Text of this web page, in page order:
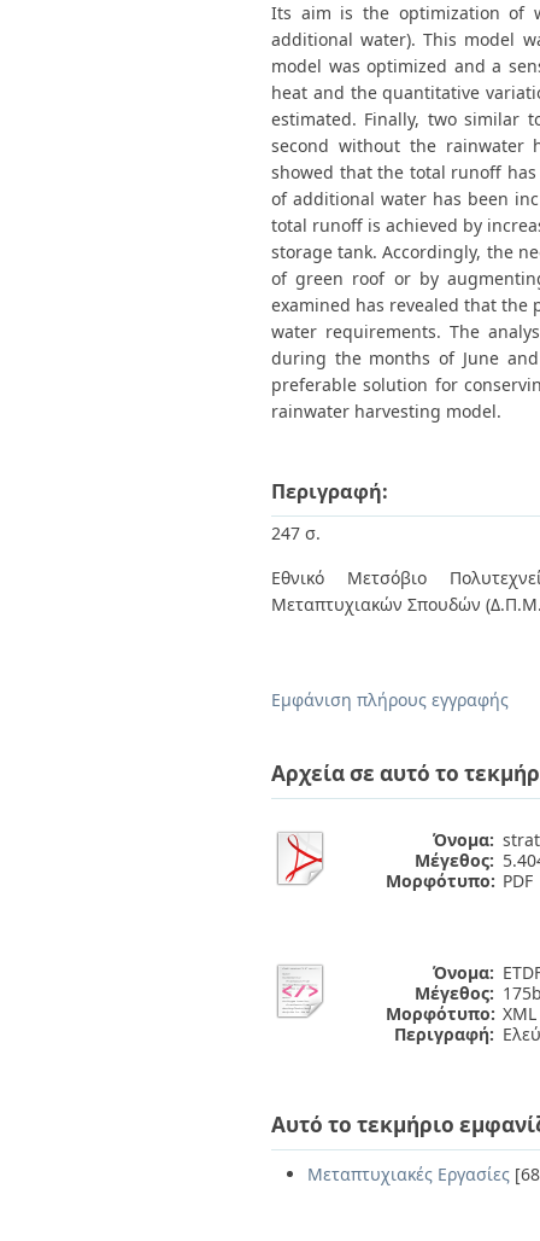
Its aim is the optimization of
additional water). This model
model was optimized and a
heat and the quantitative
estimated. Finally, two similar
second without the rainwater
showed that the total runoff
of additional water has been
total runoff is achieved by
storage tank. Accordingly, the
of green roof or by
examined has revealed that the
water requirements. The
during the months of June
preferable solution for
rainwater harvesting model.
Περιγραφή:
247 σ.
Εθνικό Μετσόβιο
Μεταπτυχιακών Σπουδών
Εμφάνιση πλήρους εγγραφής
Αρχεία σε αυτό το
Όνομα:
Μέγεθος:
Μορφότυπο: PDF
Όνομα:
Μέγεθος:
Μορφότυπο: XML
Περιγραφή:
Αυτό το τεκμήριο
Μεταπτυχιακές Εργασίες